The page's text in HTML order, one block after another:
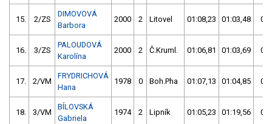
15. 2/ZS
DIMOVOVÁ
Barbora
2000 2 Litovel 01:08,23 01:03,48
16. 3/ZS
PALOUDOVÁ
Karolína
2000 2 Č.Kruml. 01:06,81 01:03,69
17. 2/VM
FRYDRICHOVÁ
Hana
1978 0 Boh.Pha 01:07,13 01:04,85
18. 3/VM
BÍLOVSKÁ
Gabriela
1974 2 Lipník 01:05,23 01:19,56